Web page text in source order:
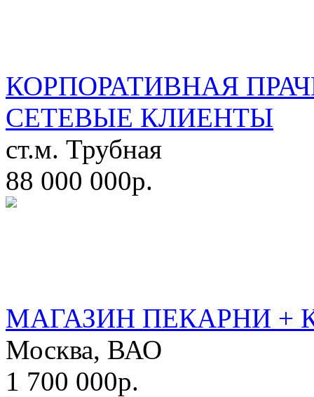
КОРПОРАТИВНАЯ
СЕТЕВЫЕ КЛИЕНТЫ
ст.м. Трубная
88 000 000р.
МАГАЗИН ПЕКАРНИ +
Москва, ВАО
1 700 000р.